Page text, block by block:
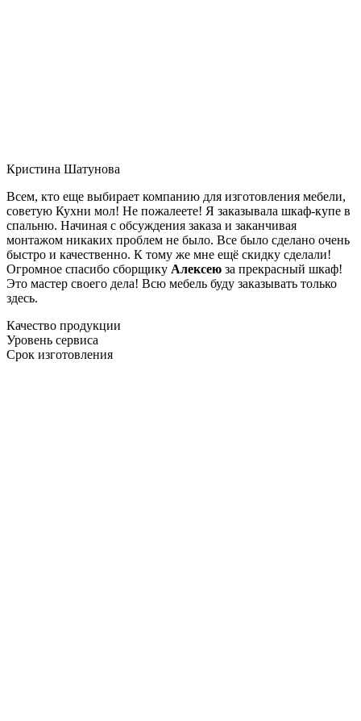
Кристина Шатунова
Всем, кто еще выбирает компанию для изготовления мебели,
советую Кухни мол! Не пожалеете! Я заказывала шкаф-купе в
спальню. Начиная с обсуждения заказа и заканчивая
монтажом никаких проблем не было. Все было сделано очень
быстро и качественно. К тому же мне ещё скидку сделали!
Огромное спасибо сборщику Алексею за прекрасный шкаф!
Это мастер своего дела! Всю мебель буду заказывать только
здесь.
Качество продукции
Уровень сервиса
Срок изготовления